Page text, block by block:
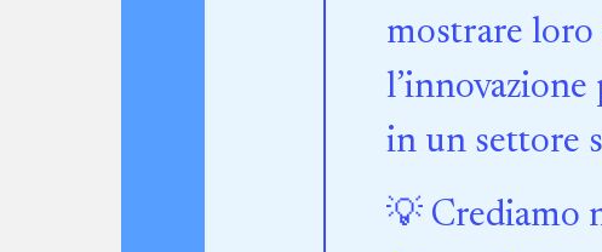
mostrare loro
in un settore
💡 Crediamo